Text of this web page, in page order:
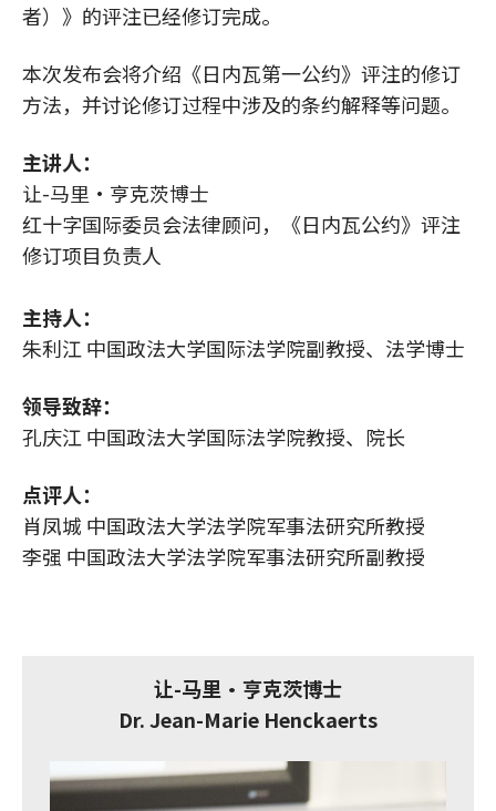
者）》的评注已经修订完成。
本次发布会将介绍《日内瓦第一公约》评注的修订
方法，并讨论修订过程中涉及的条约解释等问题。
主讲人：
让-马里•亨克茨博士
红十字国际委员会法律顾问，《日内瓦公约》评注
修订项目负责人
主持人：
朱利江 中国政法大学国际法学院副教授、法学博士
领导致辞：
孔庆江 中国政法大学国际法学院教授、院长
点评人：
肖凤城 中国政法大学法学院军事法研究所教授
李强 中国政法大学法学院军事法研究所副教授
让-马里•亨克茨博士
Dr. Jean-Marie Henckaerts